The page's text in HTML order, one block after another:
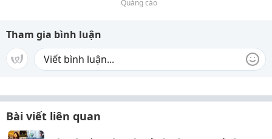
Quảng cáo
Tham gia bình luận
Bài viết liên quan